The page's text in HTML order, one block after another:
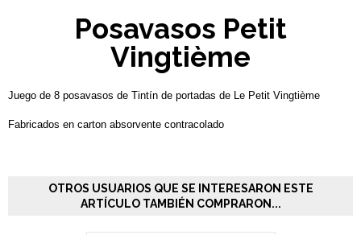
Posavasos Petit
Vingtième
Juego de 8 posavasos de Tintín de portadas de Le Petit Vingtième
Fabricados en carton absorvente contracolado
OTROS USUARIOS QUE SE INTERESARON ESTE
ARTÍCULO TAMBIÉN COMPRARON...